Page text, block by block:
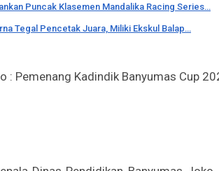
Puncak Klasemen Mandalika Racing Series…
Tegal Pencetak Juara, Miliki Ekskul Balap…
: Pemenang Kadindik Banyumas Cup